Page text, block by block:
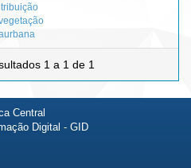
1 a 1 de 1
Central
Digital - GID